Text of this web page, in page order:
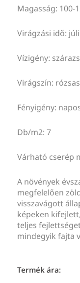
Magasság: 100-
Virágzási idő:
Vízigény:
Virágszín:
Fényigény:
Db/m2: 7
Várható cserép
A növények
megfelelően
visszavágott
képeken
teljes
mindegyik fajta
Termék ára: